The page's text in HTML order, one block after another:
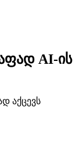
AI-ის
აქცევს